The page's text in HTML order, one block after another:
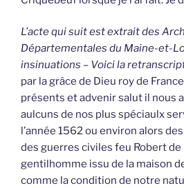
L’acte qui suit est extrait des
Départementales du Maine-et-
insinuations – Voici la
par la grâce de Dieu roy de
présents et advenir salut il nous
aulcuns de nos plus spéciaulx
l’année 1562 ou environ alors
des guerres civiles feu Robert de
gentilhomme issu de la maison
comme la condition de notre